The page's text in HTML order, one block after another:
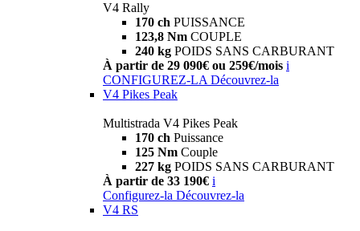
V4 Rally
170 ch PUISSANCE
123,8 Nm COUPLE
240 kg POIDS SANS CARBURANT
À partir de 29 090€ ou 259€/mois i
CONFIGUREZ-LA Découvrez-la
V4 Pikes Peak
Multistrada V4 Pikes Peak
170 ch Puissance
125 Nm Couple
227 kg POIDS SANS CARBURANT
À partir de 33 190€ i
Configurez-la Découvrez-la
V4 RS